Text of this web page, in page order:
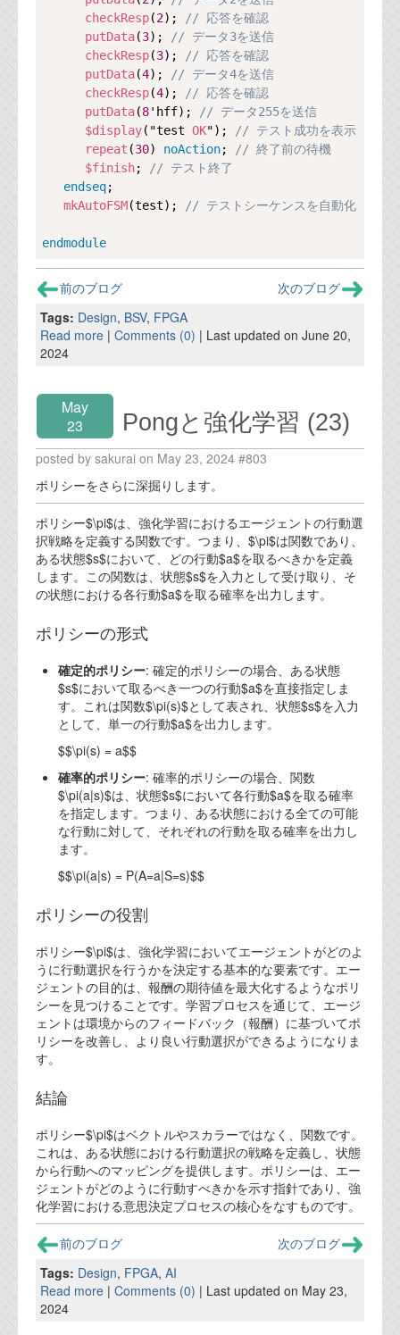
checkResp(2);
// 応答を確認
putData(3);
// データ3を送信
checkResp(3);
// 応答を確認
putData(4);
// データ4を送信
checkResp(4);
// 応答を確認
putData(8'hff);
// データ255を送信
$display("test OK");
// テスト成功を表示
repeat (30) noAction;
// 終了前の待機
$finish;
// テスト終了
endseq;
mkAutoFSM(test); // テストシーケンスを自動化
endmodule
前のブログ
次のブログ
Tags: Design, BSV, FPGA
Read more | Comments (0) | Last updated on June 20,
2024
May
23
Pongと強化学習 (23)
posted by sakurai on May 23, 2024 #803
ポリシーをさらに深掘りします。
ポリシー$\pi$は、強化学習におけるエージェントの行動選
択戦略を定義する関数です。つまり、$\pi$は関数であり、
ある状態$s$において、どの行動$a$を取るべきかを定義
します。この関数は、状態$s$を入力として受け取り、そ
の状態における各行動$a$を取る確率を出力します。
ポリシーの形式
確定的ポリシー: 確定的ポリシーの場合、ある状態
$s$において取るべき一つの行動$a$を直接指定しま
す。これは関数$\pi(s)$として表され、状態$s$を入力
として、単一の行動$a$を出力します。
$$\pi(s) = a$$
確率的ポリシー: 確率的ポリシーの場合、関数
$\pi(a|s)$は、状態$s$において各行動$a$を取る確率
を指定します。つまり、ある状態における全ての可能
な行動に対して、それぞれの行動を取る確率を出力し
ます。
$$\pi(a|s) = P(A=a|S=s)$$
ポリシーの役割
ポリシー$\pi$は、強化学習においてエージェントがどのよ
うに行動選択を行うかを決定する基本的な要素です。エー
ジェントの目的は、報酬の期待値を最大化するようなポリ
シーを見つけることです。学習プロセスを通じて、エージ
ェントは環境からのフィードバック（報酬）に基づいてポ
リシーを改善し、より良い行動選択ができるようになりま
す。
結論
ポリシー$\pi$はベクトルやスカラーではなく、関数です。
これは、ある状態における行動選択の戦略を定義し、状態
から行動へのマッピングを提供します。ポリシーは、エー
ジェントがどのように行動すべきかを示す指針であり、強
化学習における意思決定プロセスの核心をなすものです。
前のブログ
次のブログ
Tags: Design, FPGA, AI
Read more | Comments (0) | Last updated on May 23,
2024